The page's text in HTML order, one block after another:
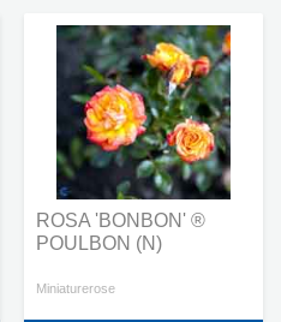
ROSA 'BONBON' ®
POULBON (N)
Miniaturerose